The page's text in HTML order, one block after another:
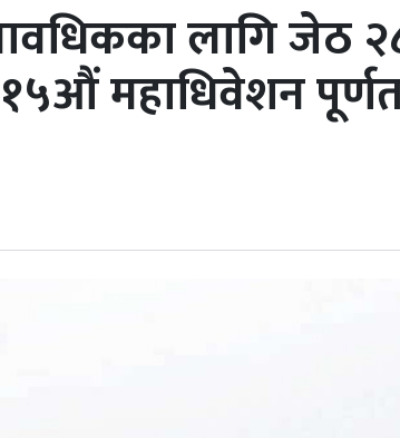
लागि जेठ
१५औं महाधिवेशन